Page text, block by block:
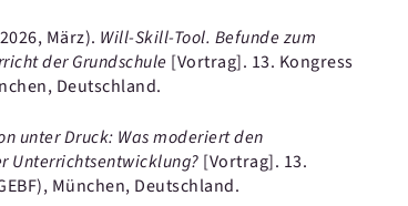
März). Will-Skill-Tool. Befunde zum
der Grundschule [Vortrag]. 13. Kongress
Deutschland.
unter Druck: Was moderiert den
Unterrichtsentwicklung? [Vortrag]. 13.
München, Deutschland.